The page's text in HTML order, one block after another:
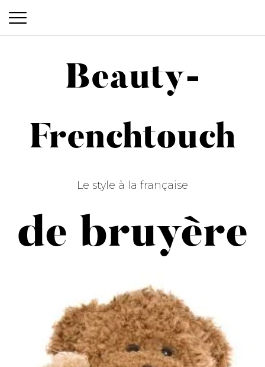
Beauty-Frenchtouch
Beauty-
Frenchtouch
Le style à la française
de bruyère